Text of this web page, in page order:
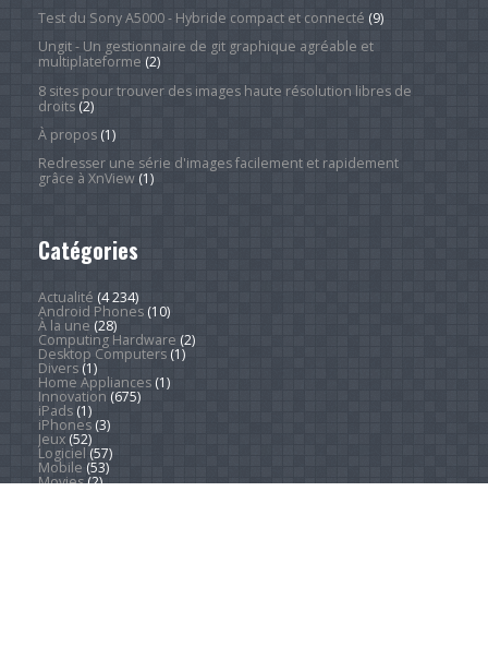
Test du Sony A5000 - Hybride compact et connecté (9)
Ungit - Un gestionnaire de git graphique agréable et
multiplateforme (2)
8 sites pour trouver des images haute résolution libres de
droits(2)
À propos(1)
Redresser une série d'images facilement et rapidement
grâce à XnView(1)
Catégories
Actualité (4 234)
Android Phones(10)
À la une (28)
Computing Hardware (2)
Desktop Computers(1)
Divers(1)
Home Appliances(1)
Innovation (675)
iPads(1)
iPhones(3)
Jeux(52)
Logiciel (57)
Mobile (53)
Movies(2)